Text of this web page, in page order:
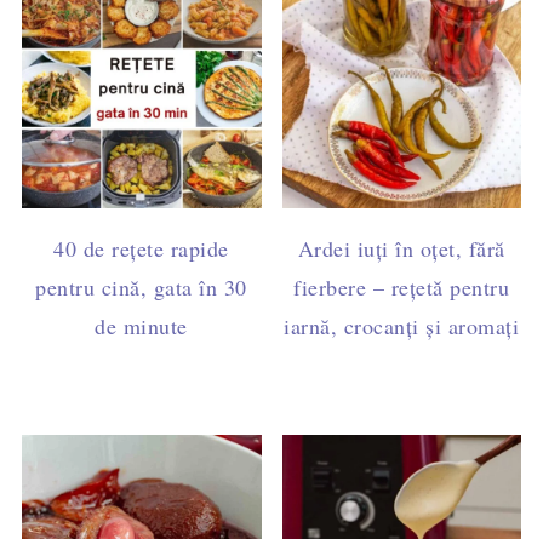
40 de rețete rapide
pentru cină, gata în 30
de minute
Ardei iuți în oțet, fără
fierbere – rețetă pentru
iarnă, crocanți și aromați